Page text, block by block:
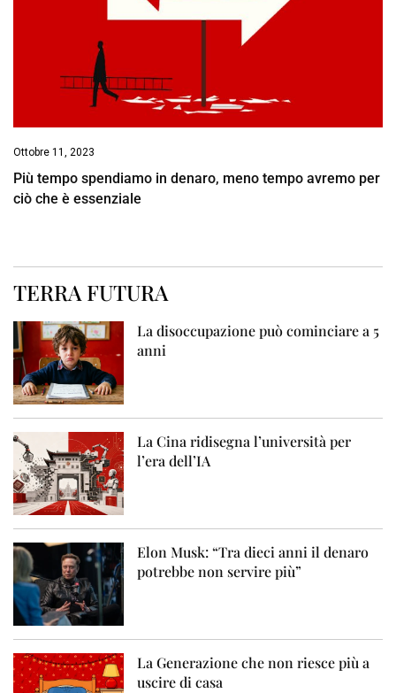
Ottobre 11, 2023
Più tempo spendiamo in denaro, meno tempo avremo per
ciò che è essenziale
TERRA FUTURA
La disoccupazione può cominciare a 5
anni
La Cina ridisegna l’università per
l’era dell’IA
Elon Musk: “Tra dieci anni il denaro
potrebbe non servire più”
La Generazione che non riesce più a
uscire di casa